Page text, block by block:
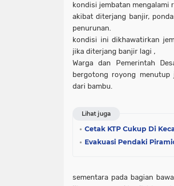
kondisi jembatan mengalami
akibat diterjang banjir,
penurunan.
kondisi ini dikhawatirkan
jika diterjang banjir lagi ,
Warga dan Pemerintah
bergotong royong menutup
dari bambu.
Lihat juga
Cetak KTP Cukup Di
Evakuasi Pendaki
sementara pada bagian